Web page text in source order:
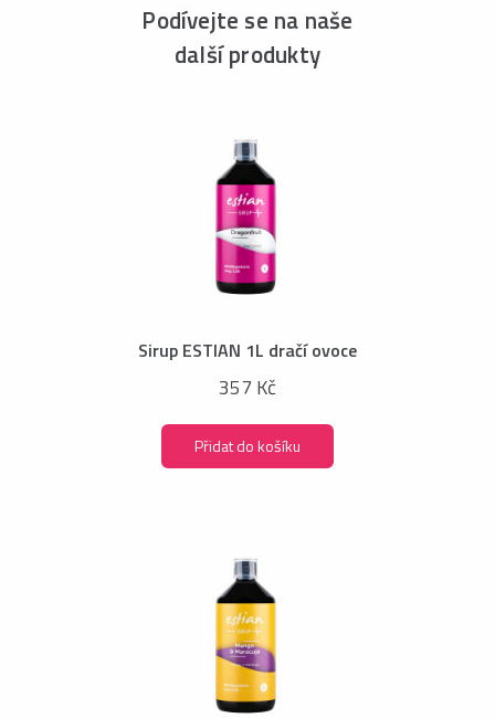
Podívejte se na naše
další produkty
Sirup ESTIAN 1L dračí ovoce
357 Kč
Přidat do košíku